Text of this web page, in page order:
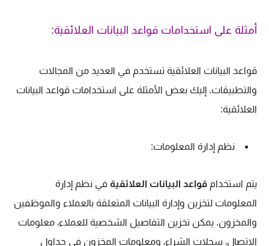
أمثلة على استخدامات قواعد البيانات العلائقية:
قواعد البيانات العلائقية تستخدم في العديد من المجالات
والتطبيقات. إليك بعض الأمثلة على استخدامات قواعد البيانات
العلائقية:
نظم إدارة المعلومات:
يتم استخدام قواعد البيانات العلائقية في نظم إدارة
المعلومات لتخزين وإدارة البيانات المتعلقة بالعملاء والموظفين
والمخزون. يمكن تخزين التفاصيل الشخصية للعملاء، معلومات
الاتصال، سجلات الشراء، ومعلومات المخزون في جداول